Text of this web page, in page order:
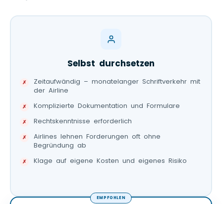
Selbst durchsetzen
Zeitaufwändig – monatelanger Schriftverkehr mit
der Airline
Komplizierte Dokumentation und Formulare
Rechtskenntnisse erforderlich
Airlines lehnen Forderungen oft ohne
Begründung ab
Klage auf eigene Kosten und eigenes Risiko
EMPFOHLEN